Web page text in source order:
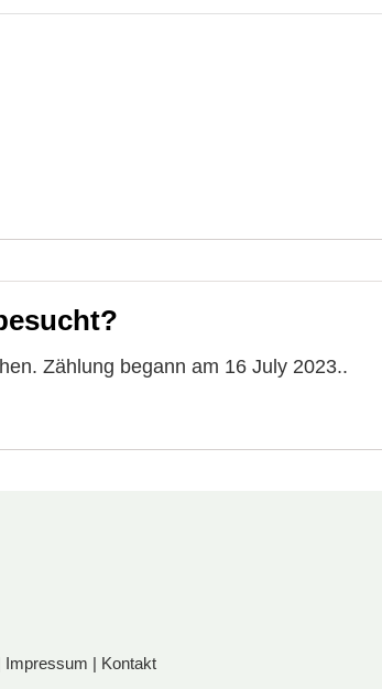
Zählung begann am 16 July 2023..
Impressum | Kontakt